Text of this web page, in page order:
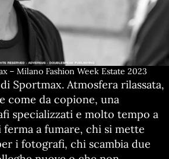
– Milano Fashion Week Estate 2023
Sportmax. Atmosfera rilassata,
come da copione, una
specializzati e molto tempo a
ferma a fumare, chi si mette
i fotografi, chi scambia due